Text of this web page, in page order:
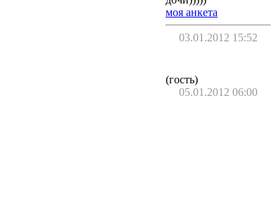
моя анкета
03.01.2012 15:52
(гость)
05.01.2012 06:00